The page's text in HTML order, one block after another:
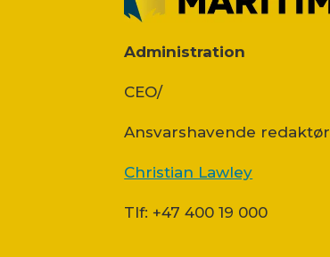
Administration
CEO/
Ansvars­havende redaktør
Christian Lawley
Tlf: +47 400 19 000